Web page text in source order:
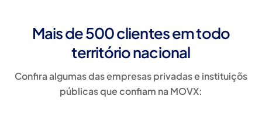
Mais de 500 clientes em todo
território nacional
Confira algumas das empresas privadas e instituiçõs
públicas que confiam na MOVX: